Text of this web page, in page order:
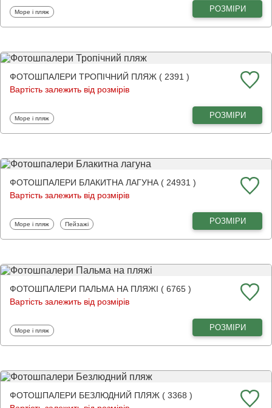
Фотошпалери
Море і пляж РОЗМІРИ
ФОТОШПАЛЕРИ ТРОПІЧНИЙ ПЛЯЖ ( 2391 )
Вартість залежить від розмірів
Фотошпалери
Море і пляж РОЗМІРИ
ФОТОШПАЛЕРИ БЛАКИТНА ЛАГУНА ( 24931 )
Вартість залежить від розмірів
Фотошпалери
Море і пляж Фотошпалери
Пейзажі РОЗМІРИ
ФОТОШПАЛЕРИ ПАЛЬМА НА ПЛЯЖІ ( 6765 )
Вартість залежить від розмірів
Фотошпалери
Море і пляж РОЗМІРИ
ФОТОШПАЛЕРИ БЕЗЛЮДНИЙ ПЛЯЖ ( 3368 )